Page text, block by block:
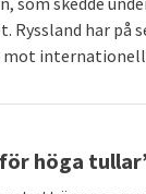
har på
mot
höga